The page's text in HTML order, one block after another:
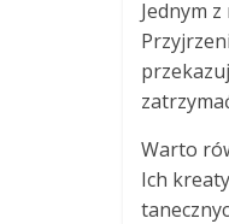
Jednym
Warto
Ich